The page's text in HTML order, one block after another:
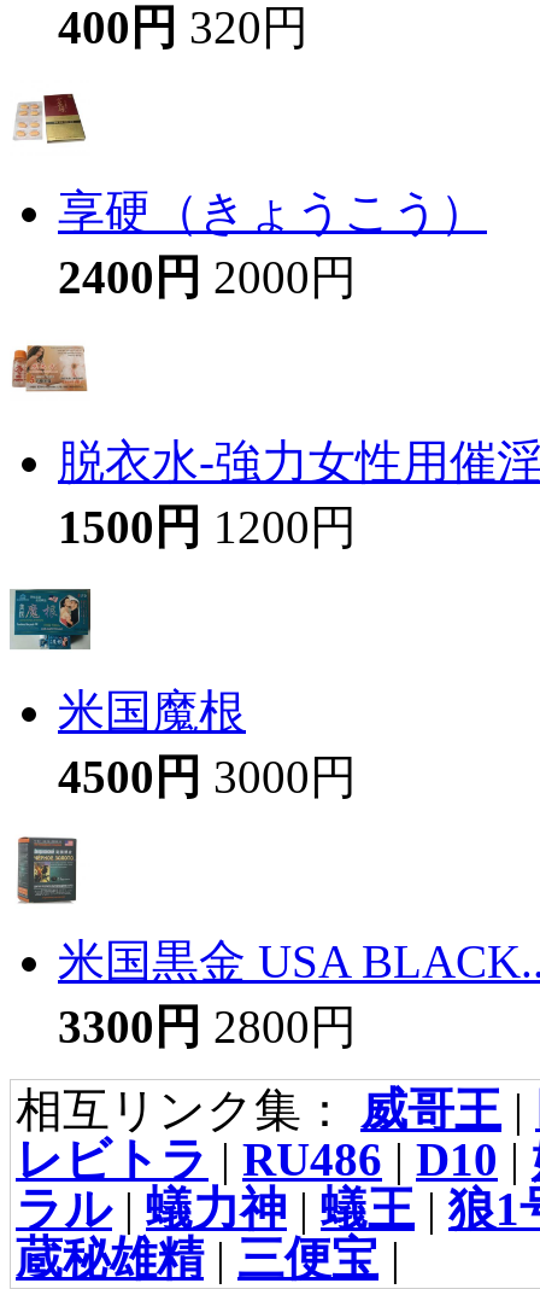
400円 320円
享硬（きょうこう）
2400円 2000円
脱衣水-強力女性用催
1500円 1200円
米国魔根
4500円 3000円
米国黒金 USA
3300円 2800円
相互リンク集： 威哥王|
レビトラ | RU486 | D10 |
ラル| 蟻力神 | 蟻王|狼1
蔵秘雄精| 三便宝 |